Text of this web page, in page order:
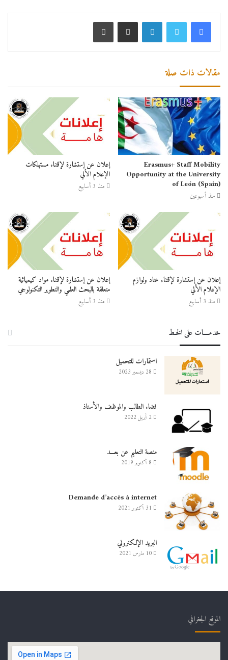
لينكدإن مشاركة عبر البريد طباعة
مقالات ذات صلة
Erasmus+ Staff Mobility
Opportunity at the University
of León (Spain)
منذ أسبوعين
إعلان عن إستشارة لإقتناء مستهلكات
الإعلام الألي
منذ 3 أسابيع
إعلان عن إستشارة لإقتناء عتاد ولوازم
الإعلام الألي
منذ 3 أسابيع
إعلان عن إستشارة لإقتناء مواد كيميائية
متعلقة بالبحث العلمي والتطوير التكنولوجي
منذ 3 أسابيع
خدمــــات على الخـط
استمارات للتحميل
28 ديسمبر 2023
فضاء الطالب والموظف والأستاذ
2 أبريل 2022
منصة التعليم عن بعـــد
8 أكتوبر 2019
Demande d’accès à internet
31 أكتوبر 2021
البريد الإلكتروني
10 مارس 2021
الموقع الجغرافي